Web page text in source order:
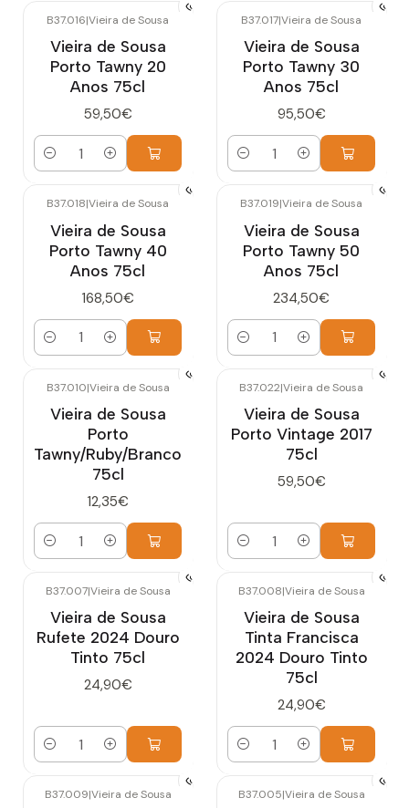
B37.016|Vieira de Sousa
Vieira de Sousa
Porto Tawny 20
Anos 75cl
59,50€
Quantidade
B37.017|Vieira de Sousa
Vieira de Sousa
Porto Tawny 30
Anos 75cl
95,50€
Quantidade
B37.018|Vieira de Sousa
Vieira de Sousa
Porto Tawny 40
Anos 75cl
168,50€
Quantidade
B37.019|Vieira de Sousa
Vieira de Sousa
Porto Tawny 50
Anos 75cl
234,50€
Quantidade
B37.010|Vieira de Sousa
Vieira de Sousa
Porto
Tawny/Ruby/Branco
75cl
12,35€
Quantidade
B37.022|Vieira de Sousa
Vieira de Sousa
Porto Vintage 2017
75cl
59,50€
Quantidade
B37.007|Vieira de Sousa
Vieira de Sousa
Rufete 2024 Douro
Tinto 75cl
24,90€
Quantidade
B37.008|Vieira de Sousa
Vieira de Sousa
Tinta Francisca
2024 Douro Tinto
75cl
24,90€
Quantidade
B37.009|Vieira de Sousa B37.005|Vieira de Sousa